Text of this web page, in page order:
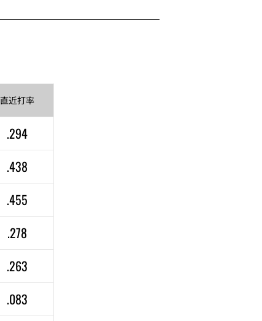
直近打率
.294
.438
.455
.278
.263
.083